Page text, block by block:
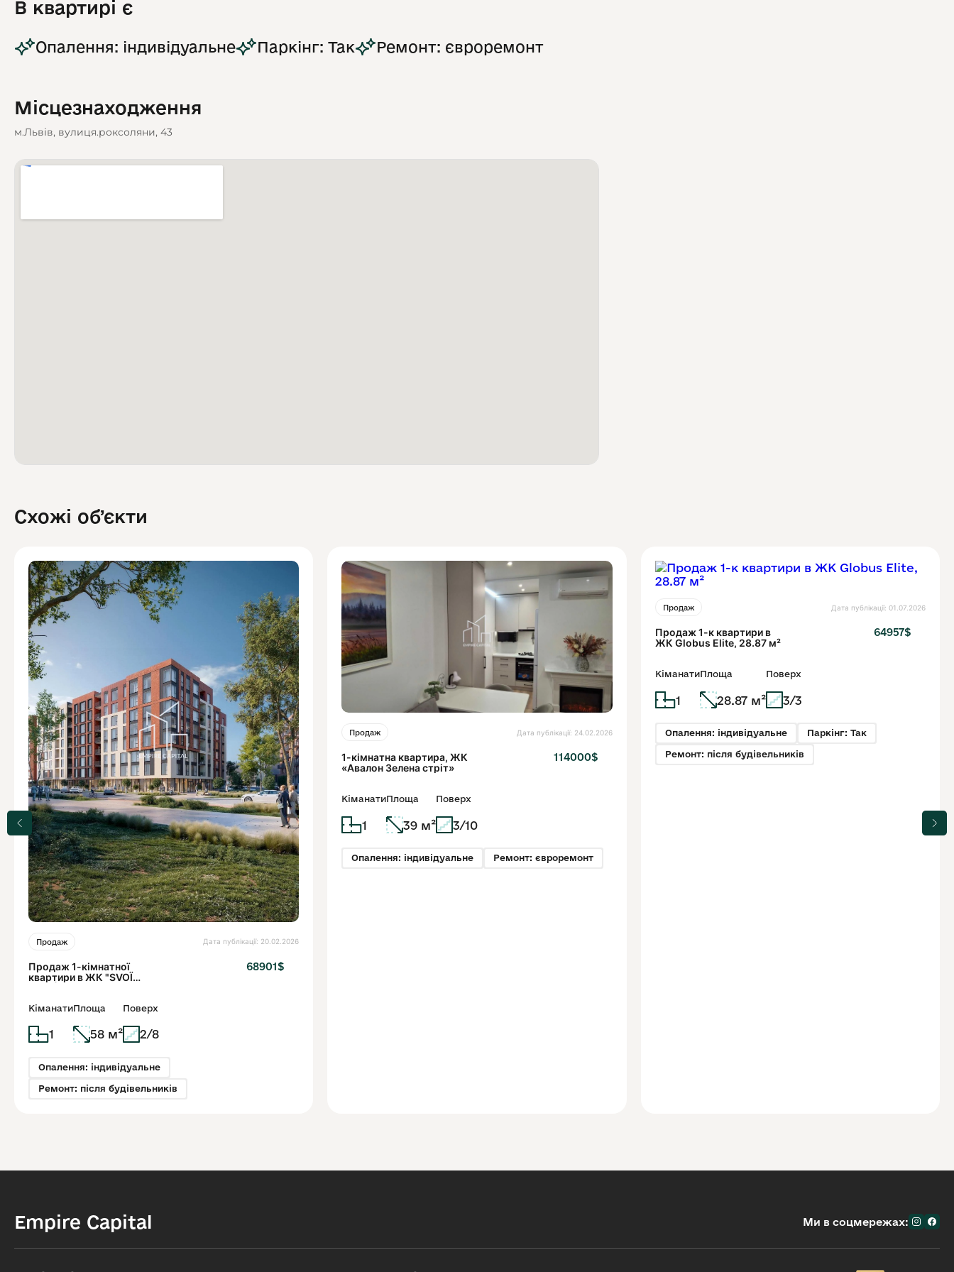
В квартирі є
Опалення: індивідуальне Паркінг: Так Ремонт: євроремонт
Місцезнаходження
м.Львів, вулиця.роксоляни, 43
Схожі обʼєкти
Продаж Дата публікації: 20.02.2026
Продаж 1-кімнатної
квартири в ЖК "SVOЇ
68901$
Кіманати
1
Площа
58 м²
Поверх
2/8
Опалення: індивідуальне
Ремонт: після будівельників
Продаж Дата публікації: 24.02.2026
1-кімнатна квартира, ЖК
«Авалон Зелена стріт»
114000$
Кіманати
1
Площа
39 м²
Поверх
3/10
Опалення: індивідуальне Ремонт: євроремонт
Продаж Дата публікації: 01.07.2026
Продаж 1-к квартири в
ЖК Globus Elite, 28.87 м²
64957$
Кіманати
1
Площа
28.87 м²
Поверх
3/3
Опалення: індивідуальне Паркінг: Так
Ремонт: після будівельників
Empire Capital Ми в соцмережах: